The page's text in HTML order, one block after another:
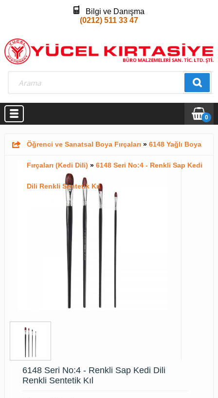
Bilgi ve Danışma
(0212) 511 33 47
0
Öğrenci ve Sanatsal Boya Fırçaları » 6148 Yağlı Boya
Fırçaları (Kedi Dili) » 6148 Seri No:4 - Renkli Sap Kedi
Dili Renkli Sentetik Kıl
6148 Seri No:4 - Renkli Sap Kedi Dili
Renkli Sentetik Kıl